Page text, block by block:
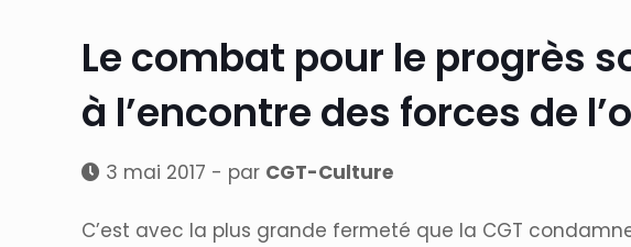
Le combat pour le progrès
à l’encontre des forces de
3 mai 2017 - par CGT-Culture
C’est avec la plus grande fermeté que la CGT